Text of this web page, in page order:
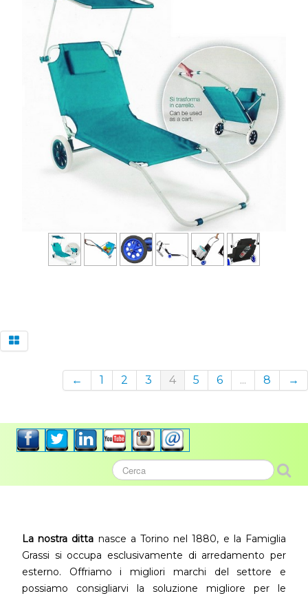
← 1 2 3 4 5 6 ... 8 →
La nostra ditta nasce a Torino nel 1880, e la Famiglia
Grassi si occupa esclusivamente di arredamento per
esterno. Offriamo i migliori marchi del settore e
possiamo consigliarvi la soluzione migliore per le